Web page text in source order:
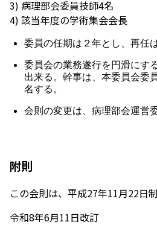
3) 病理部会委員技師4名
4) 該当年度の学術集会会長
委員の任期は２年とし、再任
委員会の業務遂行を円滑にす
出来る。幹事は、本委員会委
名する。
会則の変更は、病理部会運営
附則
この会則は、平成27年11月22日
令和8年6月11日改訂